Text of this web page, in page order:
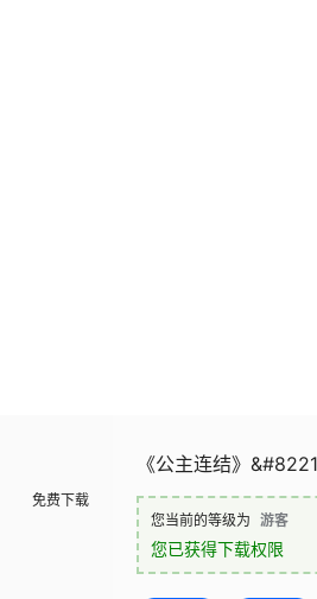
免费下载
《公主连结》
您当前的等级为 游客
您已获得下载权限